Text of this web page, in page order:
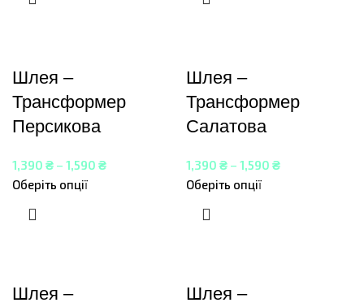
Шлея –
Трансформер
Персикова
1,390 ₴ – 1,590 ₴
Оберіть опції
Шлея –
Трансформер
Салатова
1,390 ₴ – 1,590 ₴
Оберіть опції
Шлея –
Шлея –